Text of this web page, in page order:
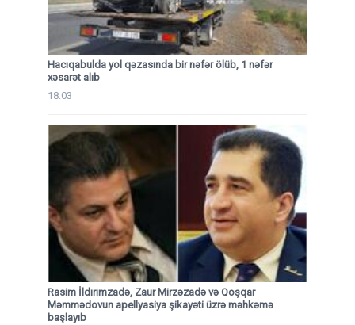
Hacıqabulda yol qəzasında bir nəfər ölüb, 1 nəfər
xəsarət alıb
18:03
Rasim İldırımzadə, Zaur Mirzəzadə və Qoşqar
Məmmədovun apellyasiya şikayəti üzrə məhkəmə
başlayıb